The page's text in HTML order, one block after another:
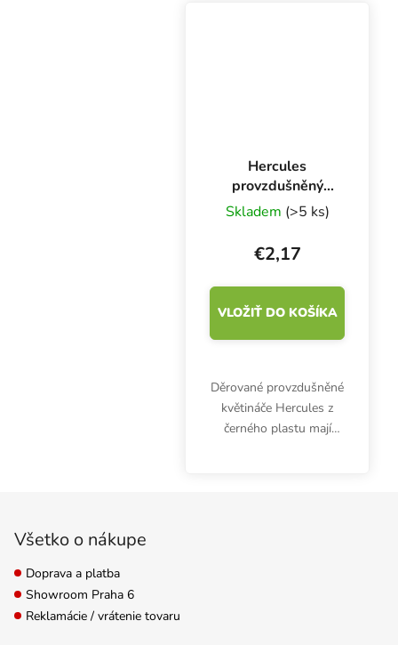
Hercules
provzdušněný
květináč plastový
kulatý - 5 l
Skladem (>5 ks)
€2,17
VLOŽIŤ DO KOŠÍKA
Děrované provzdušněné
květináče Hercules z
černého plastu mají
Všetko o nákupe
Doprava a platba
Showroom Praha 6
Reklamácie / vrátenie tovaru